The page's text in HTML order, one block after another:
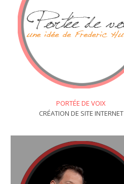
PORTÉE DE VOIX
CRÉATION DE SITE INTERNET